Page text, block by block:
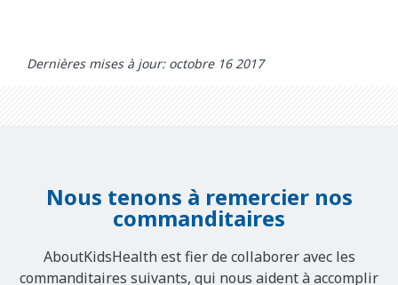
Dernières mises à jour: octobre 16 2017
Nous tenons à remercier nos
commanditaires
AboutKidsHealth est fier de collaborer avec les
commanditaires suivants, qui nous aident à accomplir